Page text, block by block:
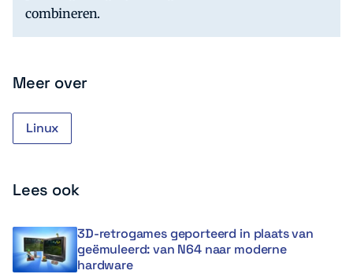
combineren.
Meer over
Linux
Lees ook
3D-retrogames geporteerd in plaats van
geëmuleerd: van N64 naar moderne
hardware